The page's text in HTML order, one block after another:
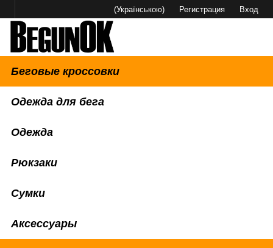
(Українською) Регистрация Вход
Беговые кроссовки
Одежда для бега
Одежда
Рюкзаки
Сумки
Аксессуары